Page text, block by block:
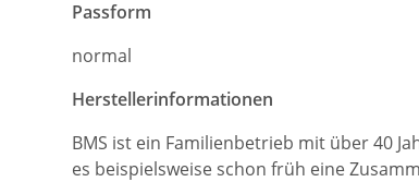
Passform
normal
Herstellerinformationen
BMS ist ein Familienbetrieb mit über 40
es beispielsweise schon früh eine